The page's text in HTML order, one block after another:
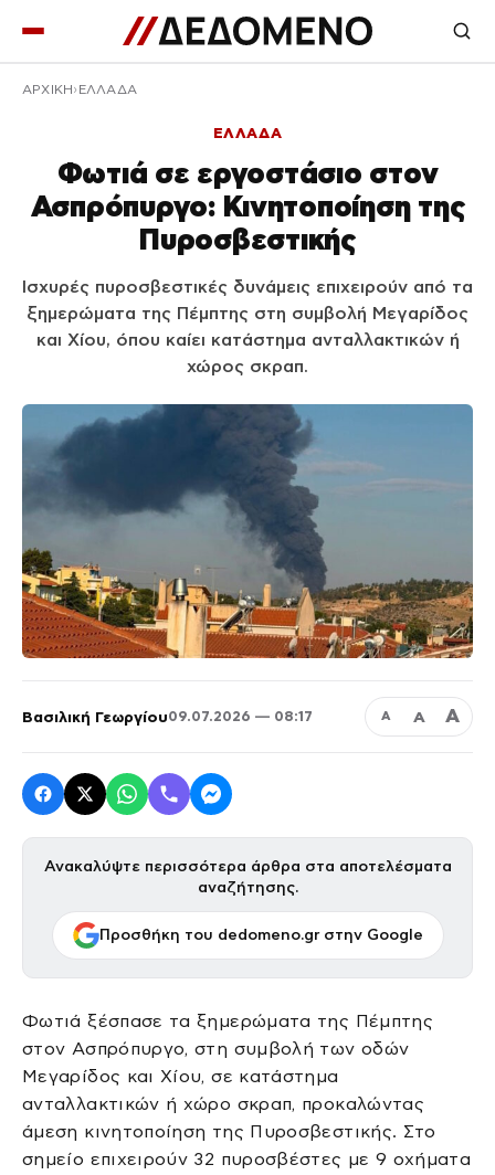
ΑΡΧΙΚΉ ΕΛΛΑΔΑ
ΕΛΛΑΔΑ
Φωτιά σε εργοστάσιο στον
Ασπρόπυργο: Κινητοποίηση της
Πυροσβεστικής
Ισχυρές πυροσβεστικές δυνάμεις επιχειρούν από τα
ξημερώματα της Πέμπτης στη συμβολή Μεγαρίδος
και Χίου, όπου καίει κατάστημα ανταλλακτικών ή
χώρος σκραπ.
Βασιλική Γεωργίου09.07.2026 — 08:17 Α Α Α
Ανακαλύψτε περισσότερα άρθρα στα αποτελέσματα
αναζήτησης.
Προσθήκη του dedomeno.gr στην Google
Φωτιά ξέσπασε τα ξημερώματα της Πέμπτης
στον Ασπρόπυργο, στη συμβολή των οδών
Μεγαρίδος και Χίου, σε κατάστημα
ανταλλακτικών ή χώρο σκραπ, προκαλώντας
άμεση κινητοποίηση της Πυροσβεστικής. Στο
σημείο επιχειρούν 32 πυροσβέστες με 9 οχήματα